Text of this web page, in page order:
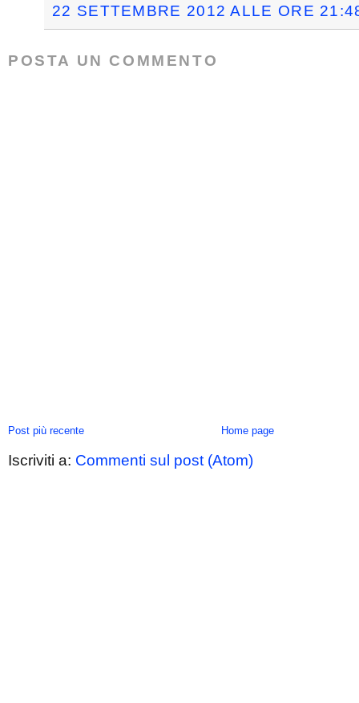
22 SETTEMBRE 2012 ALLE ORE
POSTA UN COMMENTO
Post più recente Home page
Iscriviti a: Commenti sul post (Atom)